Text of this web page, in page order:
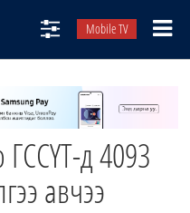
Mobile TV
д 4093
авчээ